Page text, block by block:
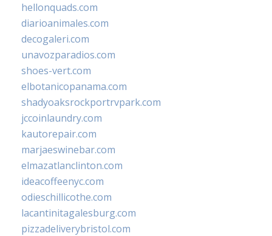
hellonquads.com
diarioanimales.com
decogaleri.com
unavozparadios.com
shoes-vert.com
elbotanicopanama.com
shadyoaksrockportrvpark.com
jccoinlaundry.com
kautorepair.com
marjaeswinebar.com
elmazatlanclinton.com
ideacoffeenyc.com
odieschillicothe.com
lacantinitagalesburg.com
pizzadeliverybristol.com